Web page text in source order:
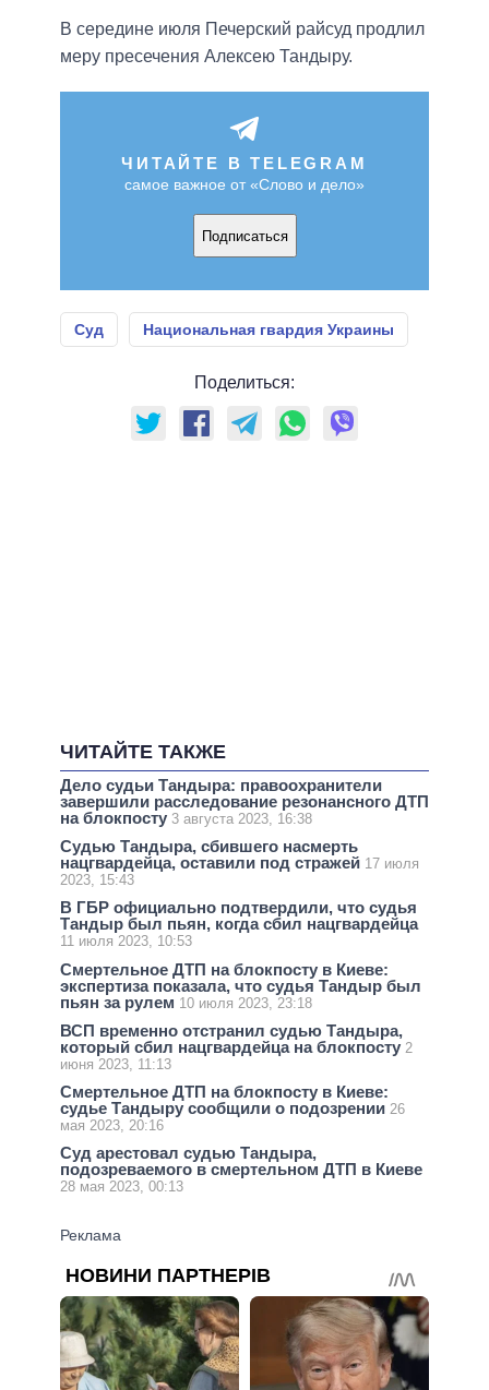
В середине июля Печерский райсуд продлил
меру пресечения Алексею Тандыру.
ЧИТАЙТЕ В TELEGRAM
самое важное от «Слово и дело»
Подписаться
Суд Национальная гвардия Украины
Поделиться:
ЧИТАЙТЕ ТАКЖЕ
Дело судьи Тандыра: правоохранители
завершили расследование резонансного ДТП
на блокпосту 3 августа 2023, 16:38
Судью Тандыра, сбившего насмерть
нацгвардейца, оставили под стражей 17 июля
2023, 15:43
В ГБР официально подтвердили, что судья
Тандыр был пьян, когда сбил нацгвардейца
11 июля 2023, 10:53
Смертельное ДТП на блокпосту в Киеве:
экспертиза показала, что судья Тандыр был
пьян за рулем 10 июля 2023, 23:18
ВСП временно отстранил судью Тандыра,
который сбил нацгвардейца на блокпосту 2
июня 2023, 11:13
Смертельное ДТП на блокпосту в Киеве:
судье Тандыру сообщили о подозрении 26
мая 2023, 20:16
Суд арестовал судью Тандыра,
подозреваемого в смертельном ДТП в Киеве
28 мая 2023, 00:13